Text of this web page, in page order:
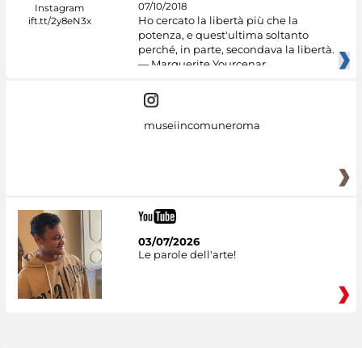
07/10/2018
Ho cercato la libertà più che la
potenza, e quest'ultima soltanto
perché, in parte, secondava la libertà.
— Marguerite Yourcenar
museiincomuneroma
03/07/2026
Le parole dell'arte!